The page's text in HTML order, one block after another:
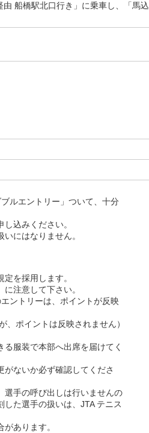
船橋駅北口行き」に乗車し、「馬込
ルエントリー」ついて、十分
込みください。
にはなりません。
を採用します。
注意して下さい。
エントリーは、ポイントが反映
、ポイントは反映されません）
る服装で本部へ出席を届けてく
がないか必ず確認してくださ
選手の呼び出しは行いませんの
した選手の扱いは、JTA テニス
あります。